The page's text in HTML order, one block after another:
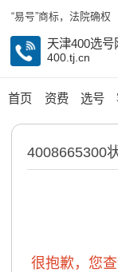
“易号”商标，法院确权
天津400选号
400.tj.cn
首页 资费 选号
4008665300
很抱歉，您